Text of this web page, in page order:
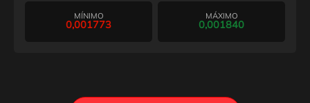
MÍNIMO
0,001773
MÁXIMO
0,001840